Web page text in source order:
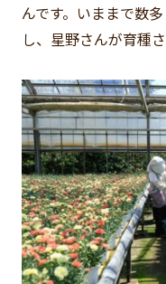
んです。いままで数
し、星野さんが育種